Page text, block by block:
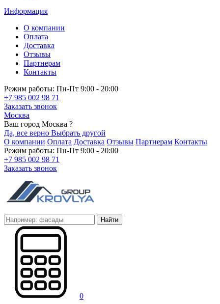
Информация
О компании
Оплата
Доставка
Отзывы
Партнерам
Контакты
Режим работы: Пн-Пт 9:00 - 20:00
+7 985 002 98 71
Заказать звонок
Москва
Ваш город Москва ?
Да, все верно Выбрать другой
О компании Оплата Доставка Отзывы Партнерам Контакты
Режим работы: Пн-Пт 9:00 - 20:00
+7 985 002 98 71
Заказать звонок
Найти
0